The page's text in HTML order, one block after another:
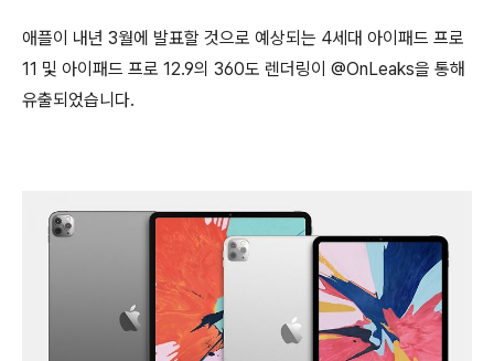
애플이 내년 3월에 발표할 것으로 예상되는 4세대 아이패드 프로
11 및 아이패드 프로 12.9의 360도 렌더링이 @OnLeaks을 통해
유출되었습니다.